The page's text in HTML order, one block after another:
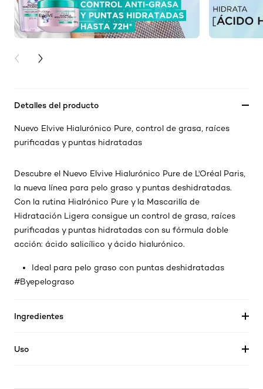
PREVIOUS CARD
NEXT CARD
Detalles del producto
Nuevo Elvive Hialurónico Pure, control de grasa, raíces
purificadas y puntas hidratadas
Descubre el Nuevo Elvive Hialurónico Pure de L'Oréal Paris,
la nueva línea para pelo graso y puntas deshidratadas.
Con la rutina Hialrónico Pure y la Mascarilla de
Hidratación Ligera consigue un control de grasa, raíces
purificadas y puntas hidratadas con su fórmula doble
acción: ácido salicílico y ácido hialurónico.
Ideal para pelo graso con puntas deshidratadas
#Byepelograso
Ingredientes
Uso